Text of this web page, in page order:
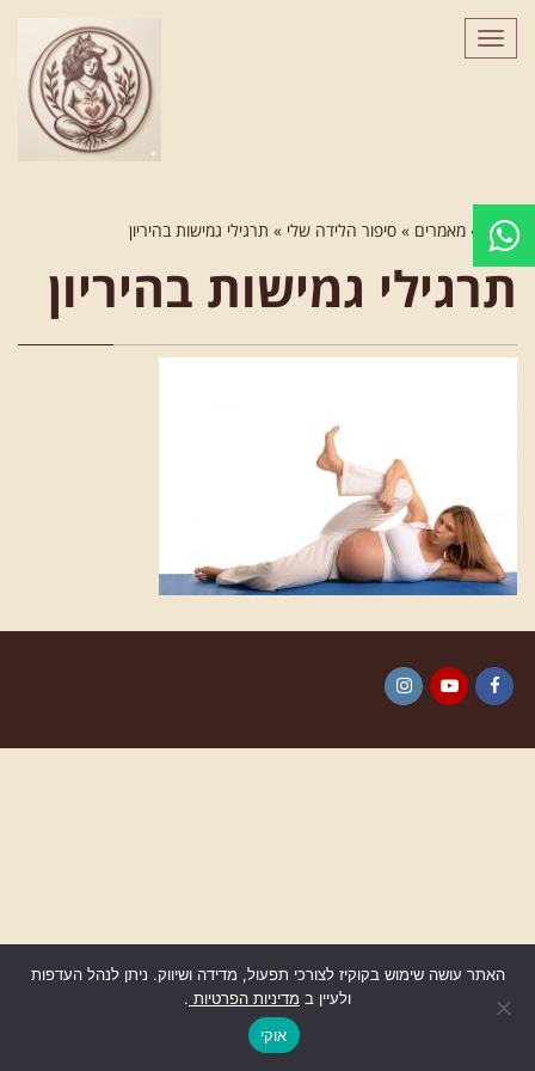
לתוכן
תפריט
ראשי » מאמרים » סיפור הלידה שלי » תרגילי גמישות בהיריון
תרגילי גמישות בהיריון
גלילה
האתר עושה שימוש בקוקיז לצורכי תפעול, מדידה ושיווק. ניתן לנהל העדפות
ולעיין ב מדיניות הפרטיות .
אוקי